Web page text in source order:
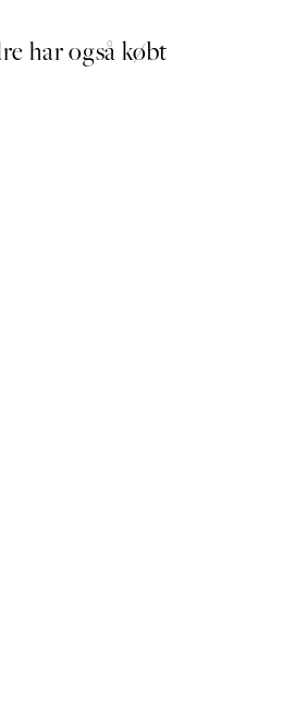
har også købt